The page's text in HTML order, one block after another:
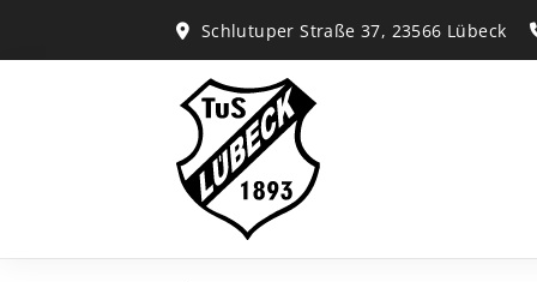
Schlutuper Straße 37, 23566 Lübeck